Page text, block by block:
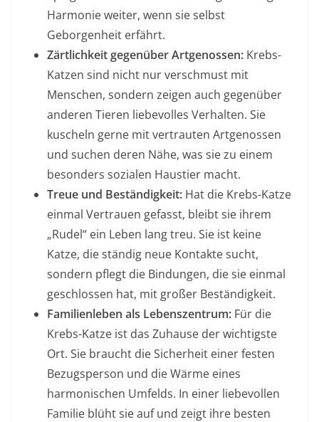
Harmonie weiter, wenn sie selbst
Geborgenheit erfährt.
Zärtlichkeit gegenüber Artgenossen: Krebs-
Katzen sind nicht nur verschmust mit
Menschen, sondern zeigen auch gegenüber
anderen Tieren liebevolles Verhalten. Sie
kuscheln gerne mit vertrauten Artgenossen
und suchen deren Nähe, was sie zu einem
besonders sozialen Haustier macht.
Treue und Beständigkeit: Hat die Krebs-Katze
einmal Vertrauen gefasst, bleibt sie ihrem
„Rudel“ ein Leben lang treu. Sie ist keine
Katze, die ständig neue Kontakte sucht,
sondern pflegt die Bindungen, die sie einmal
geschlossen hat, mit großer Beständigkeit.
Familienleben als Lebenszentrum: Für die
Krebs-Katze ist das Zuhause der wichtigste
Ort. Sie braucht die Sicherheit einer festen
Bezugsperson und die Wärme eines
harmonischen Umfelds. In einer liebevollen
Familie blüht sie auf und zeigt ihre besten